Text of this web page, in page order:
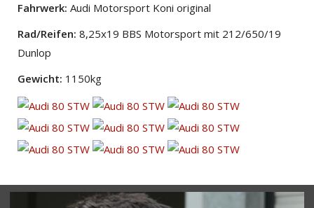
Fahrwerk: Audi Motorsport Koni original
Rad/Reifen: 8,25x19 BBS Motorsport mit 212/650/19
Dunlop
Gewicht: 1150kg